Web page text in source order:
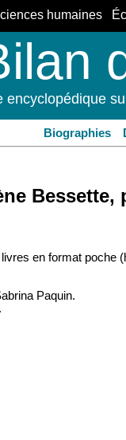
humaines
encyclopédique
Biographies
Bessette,
en format poche
Paquin.
.